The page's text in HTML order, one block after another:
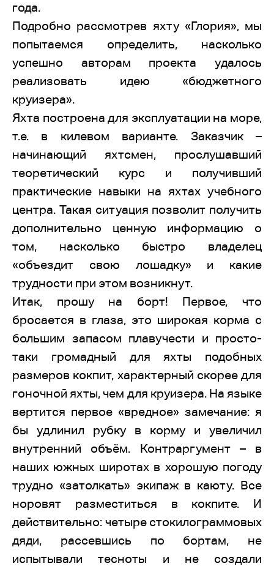
года.
Подробно рассмотрев яхту «Глория», мы
попытаемся определить, насколько
успешно авторам проекта удалось
реализовать идею «бюджетного
круизера».
Яхта построена для эксплуатации на море,
т.е. в килевом варианте. Заказчик –
начинающий яхтсмен, прослушавший
теоретический курс и получивший
практические навыки на яхтах учебного
центра. Такая ситуация позволит получить
дополнительно ценную информацию о
том, насколько быстро владелец
«объездит свою лошадку» и какие
трудности при этом возникнут.
Итак, прошу на борт! Первое, что
бросается в глаза, это широкая корма с
большим запасом плавучести и просто-
таки громадный для яхты подобных
размеров кокпит, характерный скорее для
гоночной яхты, чем для круизера. На языке
вертится первое «вредное» замечание: я
бы удлинил рубку в корму и увеличил
внутренний объём. Контраргумент – в
наших южных широтах в хорошую погоду
трудно «затолкать» экипаж в каюту. Все
норовят разместиться в кокпите. И
действительно: четыре стокилограммовых
дяди, рассевшись по бортам, не
испытывали тесноты и не создали